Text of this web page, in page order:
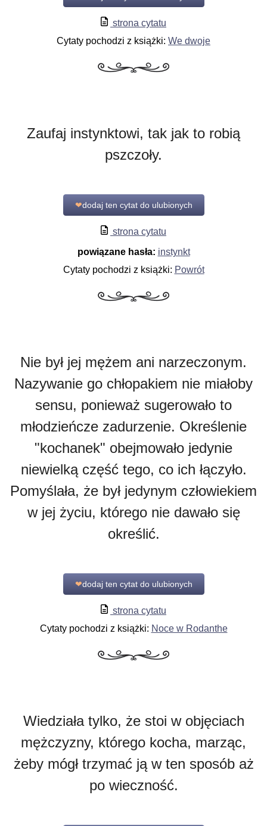
strona cytatu
Cytaty pochodzi z książki: We dwoje
Zaufaj instynktowi, tak jak to robią
pszczoły.
❤dodaj ten cytat do ulubionych
strona cytatu
powiązane hasła: instynkt
Cytaty pochodzi z książki: Powrót
Nie był jej mężem ani narzeczonym.
Nazywanie go chłopakiem nie miałoby
sensu, ponieważ sugerowało to
młodzieńcze zadurzenie. Określenie
"kochanek" obejmowało jedynie
niewielką część tego, co ich łączyło.
Pomyślała, że był jedynym człowiekiem
w jej życiu, którego nie dawało się
określić.
❤dodaj ten cytat do ulubionych
strona cytatu
Cytaty pochodzi z książki: Noce w Rodanthe
Wiedziała tylko, że stoi w objęciach
mężczyzny, którego kocha, marząc,
żeby mógł trzymać ją w ten sposób aż
po wieczność.